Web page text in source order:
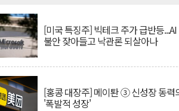
[미국 특징주] 빅테크 주가 급반등...AI
불안 잦아들고 낙관론 되살아나
[홍콩 대장주] 메이퇀 ③ 신성장 동력
'폭발적 성장'